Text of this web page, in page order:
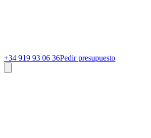
+34 919 93 06 36Pedir presupuesto